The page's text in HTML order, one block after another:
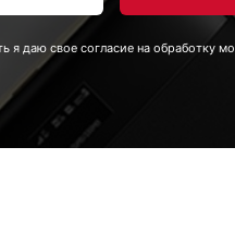
я даю свое согласие на обработку